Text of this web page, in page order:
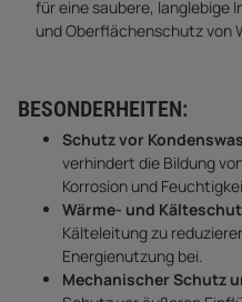
für eine saubere, langlebige
und Oberflächenschutz von
BESONDERHEITEN:
Schutz vor
verhindert die Bildung
Korrosion und
Wärme- und
Kälteleitung zu
Energienutzung bei.
Mechanischer Schutz